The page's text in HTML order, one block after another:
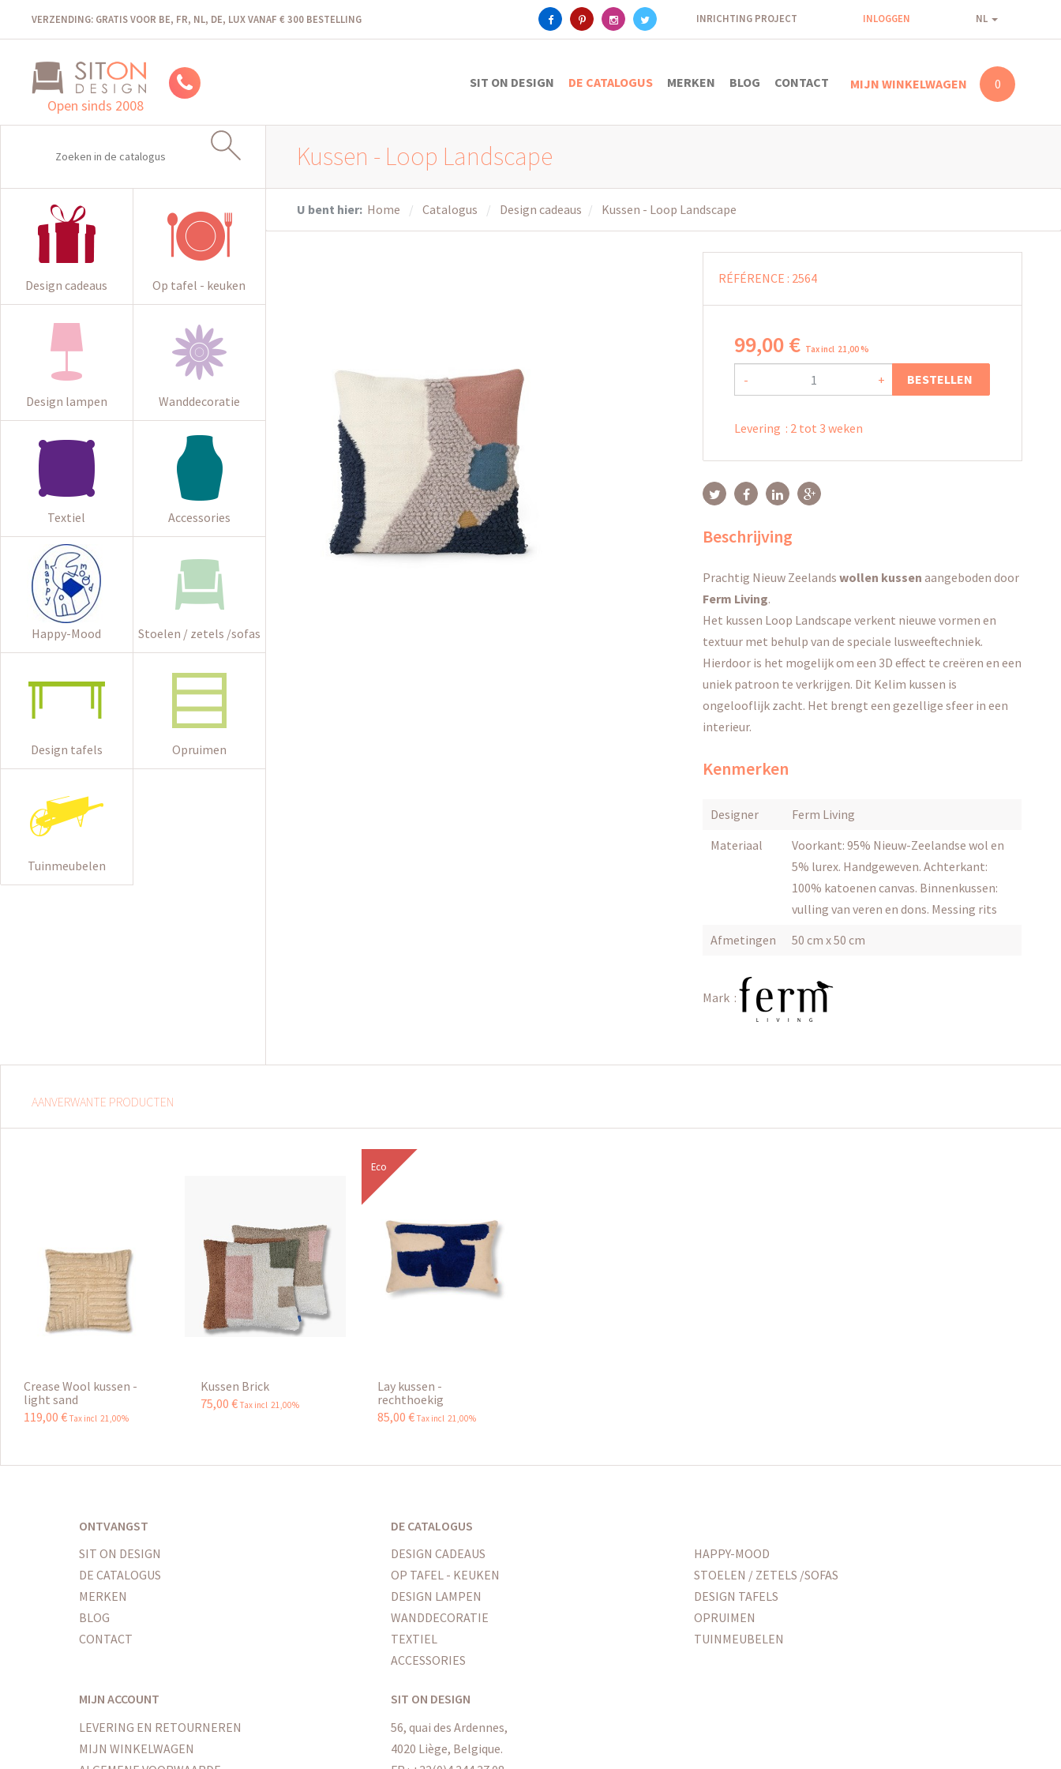
VERZENDING: GRATIS VOOR BE, FR, NL, DE, LUX VANAF € 300 BESTELLING INRICHTING PROJECT INLOGGEN NL
Open sinds 2008
SIT ON DESIGN DE CATALOGUS MERKEN BLOG CONTACT MIJN WINKELWAGEN 0
Design cadeaus Op tafel - keuken
Design lampen Wanddecoratie
Textiel Accessories
Happy-Mood Stoelen / zetels /sofas
Design tafels Opruimen
Tuinmeubelen
Kussen - Loop Landscape
U bent hier: Home Catalogus Design cadeaus Kussen - Loop Landscape
RÉFÉRENCE : 2564
99,00€ Tax incl 21,00 %
- + BESTELLEN
Levering : 2 tot 3 weken
Beschrijving
Prachtig Nieuw Zeelands wollen kussen aangeboden door
Ferm Living.
Het kussen Loop Landscape verkent nieuwe vormen en
textuur met behulp van de speciale lusweeftechniek.
Hierdoor is het mogelijk om een ​​3D effect te creëren en een
uniek patroon te verkrijgen. Dit Kelim kussen is
ongelooflijk zacht. Het brengt een gezellige sfeer in een
interieur.
Kenmerken
Designer
Ferm Living
Materiaal
Voorkant: 95% Nieuw-Zeelandse wol en
5% lurex. Handgeweven. Achterkant:
100% katoenen canvas. Binnenkussen:
vulling van veren en dons. Messing rits
Afmetingen
50 cm x 50 cm
Mark :
AANVERWANTE PRODUCTEN
Crease Wool kussen -
light sand
119,00 € Tax incl 21,00%
Kussen Brick
75,00 € Tax incl 21,00%
Eco
Lay kussen -
rechthoekig
85,00 € Tax incl 21,00%
ONTVANGST
SIT ON DESIGN
DE CATALOGUS
MERKEN
BLOG
CONTACT
DE CATALOGUS
DESIGN CADEAUS
OP TAFEL - KEUKEN
DESIGN LAMPEN
WANDDECORATIE
TEXTIEL
ACCESSORIES
HAPPY-MOOD
STOELEN / ZETELS /SOFAS
DESIGN TAFELS
OPRUIMEN
TUINMEUBELEN
MIJN ACCOUNT
LEVERING EN RETOURNEREN
MIJN WINKELWAGEN
SIT ON DESIGN
56, quai des Ardennes,
4020 Liège, Belgique.